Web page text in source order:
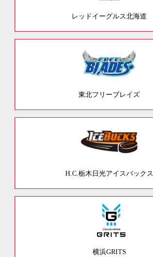
レッドイーグルス北海道
東北フリーブレイズ
H.C.栃木日光アイスバックス
横浜GRITS